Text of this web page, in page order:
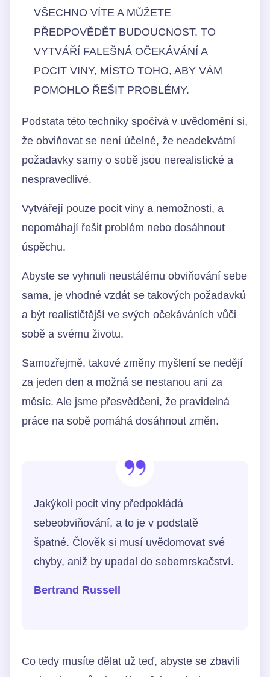
VŠECHNO VÍTE A MŮŽETE
PŘEDPOVĚDĚT BUDOUCNOST. TO
VYTVÁŘÍ FALEŠNÁ OČEKÁVÁNÍ A
POCIT VINY, MÍSTO TOHO, ABY VÁM
POMOHLO ŘEŠIT PROBLÉMY.
Podstata této techniky spočívá v uvědomění si,
že obviňovat se není účelné, že neadekvátní
požadavky samy o sobě jsou nerealistické a
nespravedlivé.
Vytvářejí pouze pocit viny a nemožnosti, a
nepomáhají řešit problém nebo dosáhnout
úspěchu.
Abyste se vyhnuli neustálému obviňování sebe
sama, je vhodné vzdát se takových požadavků
a být realističtější ve svých očekáváních vůči
sobě a svému životu.
Samozřejmě, takové změny myšlení se nedějí
za jeden den a možná se nestanou ani za
měsíc. Ale jsme přesvědčeni, že pravidelná
práce na sobě pomáhá dosáhnout změn.
Jakýkoli pocit viny předpokládá
sebeobviňování, a to je v podstatě
špatné. Člověk si musí uvědomovat své
chyby, aniž by upadal do sebemrskačství.
Bertrand Russell
Co tedy musíte dělat už teď, abyste se zbavili